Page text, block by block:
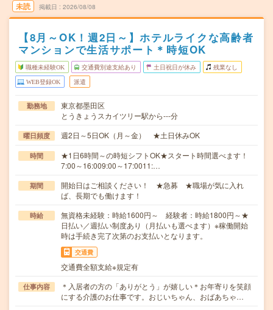
未読 掲載日 2026/08/08
【8月～OK！週2日～】ホテルライクな高齢者
マンションで生活サポート＊時短OK
職種未経験OK 交通費別途支給あり 土日祝日が休み 残業なし
WEB登録OK 派遣
勤務地
東京都墨田区
とうきょうスカイツリー駅から---分
曜日頻度 週2日～5日OK（月～金） ★土日休みOK
時間
★1日6時間～の時短シフトOK★スタート時間選べます！
7:00～16:009:00～17:0011:…
期間
開始日はご相談ください！ ★急募 ★職場が気に入れ
ば、長期でも働けます！
時給
無資格未経験：時給1600円～ 経験者：時給1800円～★
日払い／週払い制度あり（月払いも選べます）※稼働開始
時は手続き完了次第のお支払いとなります。
交通費
交通費全額支給※規定有
仕事内容
＊入居者の方の「ありがとう」が嬉しい＊お年寄りを笑顔
にする介護のお仕事です。おじいちゃん、おばあちゃ…